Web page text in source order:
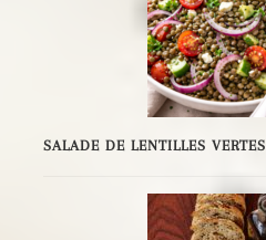
SALADE DE LENTILLES VERTES